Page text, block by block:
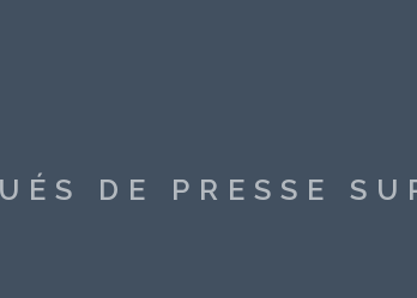
DE PRESSE